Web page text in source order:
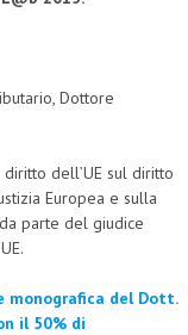
Dottore
dell’UE sul diritto
Europea e sulla
parte del giudice
monografica del Dott.
il 50% di